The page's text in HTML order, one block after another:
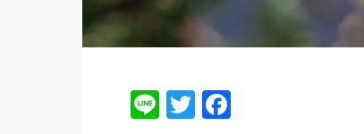
LineTwitter